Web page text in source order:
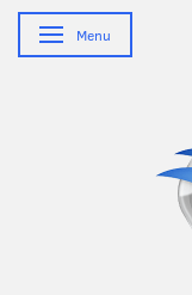
Skifte navigation
Menu